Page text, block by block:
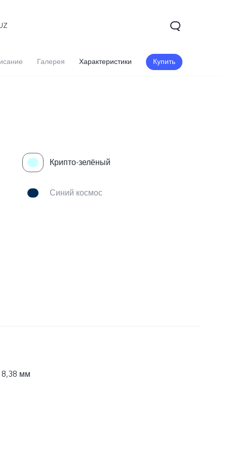
V60 5G
Галерея Характеристики Купить
Крипто-зелёный
Синий космос
мм